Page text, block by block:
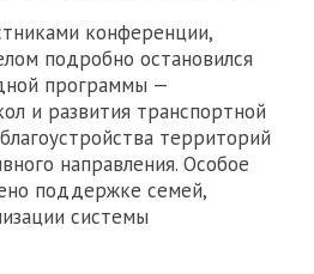
конференции,
подробно остановился
программы —
и развития транспортной
территорий
направления. Особое
поддержке семей,
системы